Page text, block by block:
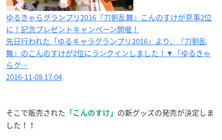
ゆるきゃらグランプリ2016『刀剣乱舞』こんのすけが見事2位
に！記念プレゼントキャンペーン開催！
先日行われた「ゆるキャラグランプリ2016」より、『刀剣乱
舞』のこんのすけが2位にランクインしました！▼「ゆるきゃ
らグ…
2016-11-08 17:04
そこで販売された 「こんのすけ」 の新グッズの発売が決定しま
した！！